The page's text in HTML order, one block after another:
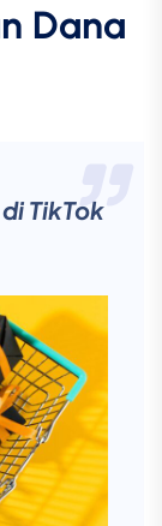
Dana
TikTok